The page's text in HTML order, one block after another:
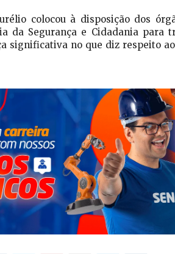
colocou à disposição dos
da Segurança e Cidadania para
significativa no que diz respeito